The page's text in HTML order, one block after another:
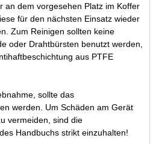
an dem vorgesehen Platz im Koffer
für den nächsten Einsatz wieder
Zum Reinigen sollten keine
oder Drahtbürsten benutzt werden,
aus PTFE
sollte das
werden. Um Schäden am Gerät
vermeiden, sind die
Handbuchs strikt einzuhalten!